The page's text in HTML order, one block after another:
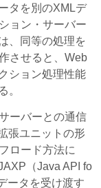
タを別のXMLデ
ョン・サーバー
、同等の処理を
させると、Web
ション処理性能
。
ーバーとの通信
張ユニットの形
ロード方法に
（Java API fo
ータを受け渡す